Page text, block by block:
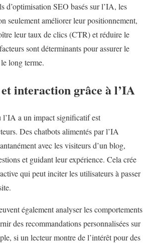
d’optimisation SEO basés sur l’IA, les
seulement améliorer leur positionnement,
leur taux de clics (CTR) et réduire le
sont déterminants pour assurer le
long terme.
interaction grâce à l’IA
l’IA a un impact significatif est
Des chatbots alimentés par l’IA
avec les visiteurs d’un blog,
et guidant leur expérience. Cela crée
qui peut inciter les utilisateurs à passer
également analyser les comportements
des recommandations personnalisées sur
si un lecteur montre de l’intérêt pour des